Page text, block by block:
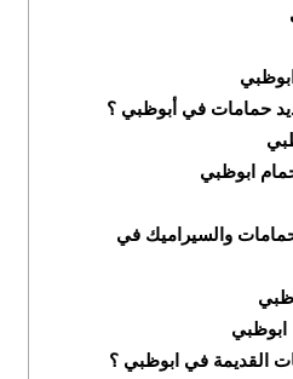
حمامات في أبوظبي ؟
ابوظبي
والسيراميك في
ابوظبي
القديمة في ابوظبي ؟